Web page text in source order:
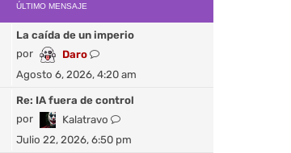
m
e
j
t
i
o
e
n
s
ÚLTIMO MENSAJE
La caída de un imperio
por
Daro
V
e
ú
i
Agosto 6, 2026, 4:20 am
Re: IA fuera de control
por
Kalatravo
V
Julio 22, 2026, 6:50 pm